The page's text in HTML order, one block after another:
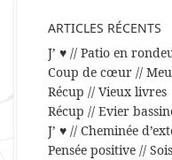
ARTICLES RÉCENTS
J’ ♥ // Patio en
Coup de cœur //
Récup // Vieux livres
Récup // Evier
J’ ♥ // Cheminée
Pensée positive //